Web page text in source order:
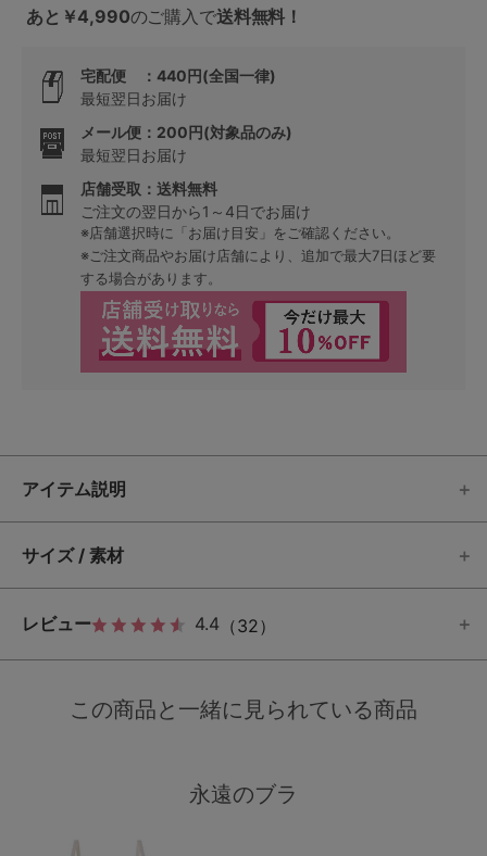
あと￥4,990のご購入で送料無料！
宅配便 ：440円(全国一律)
最短翌日お届け
メール便：200円(対象品のみ)
最短翌日お届け
店舗受取：送料無料
ご注文の翌日から1～4日でお届け
※店舗選択時に「お届け目安」をご確認ください。
※ご注文商品やお届け店舗により、追加で最大7日ほど要
する場合があります。
アイテム説明
サイズ / 素材
レビュー 4.4 （32）
この商品と一緒に見られている商品
永遠のブラ